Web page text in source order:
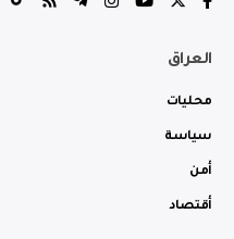
العراق
محليات
سياسة
أمن
أقتصاد